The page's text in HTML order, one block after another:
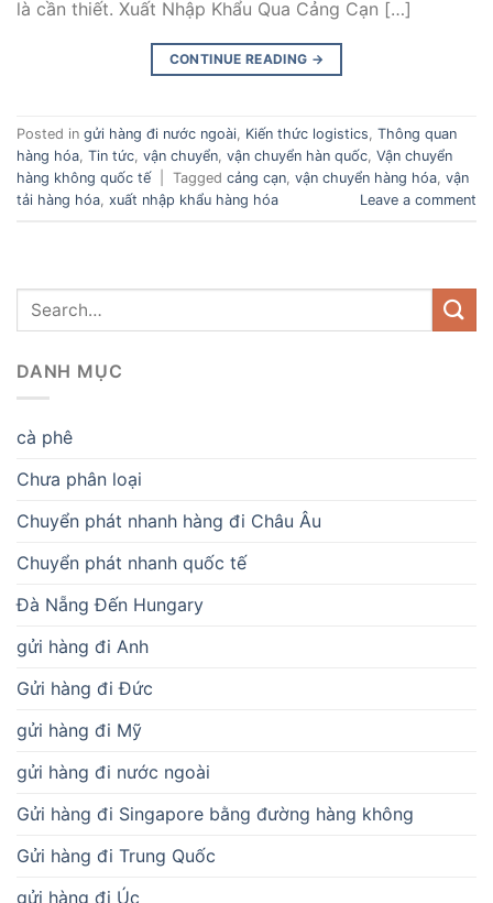
là cần thiết. Xuất Nhập Khẩu Qua Cảng Cạn […]
CONTINUE READING →
Posted in gửi hàng đi nước ngoài, Kiến thức logistics, Thông quan
hàng hóa, Tin tức, vận chuyển, vận chuyển hàn quốc, Vận chuyển
hàng không quốc tế
Tagged cảng cạn, vận chuyển hàng hóa, vận
tải hàng hóa, xuất nhập khẩu hàng hóa Leave a comment
DANH MỤC
cà phê
Chưa phân loại
Chuyển phát nhanh hàng đi Châu Âu
Chuyển phát nhanh quốc tế
Đà Nẵng Đến Hungary
gửi hàng đi Anh
Gửi hàng đi Đức
gửi hàng đi Mỹ
gửi hàng đi nước ngoài
Gửi hàng đi Singapore bằng đường hàng không
Gửi hàng đi Trung Quốc
gửi hàng đi Úc